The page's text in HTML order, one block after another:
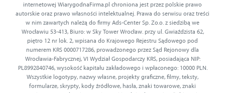
internetowej WiarygodnaFirma.pl chroniona jest przez polskie prawo
autorskie oraz prawo własności intelektualnej. Prawa do serwisu oraz treści
w nim zawartych należą do firmy Ads-Center Sp. Zo.o. z siedzibą we
Wrocławiu 53-413, Biuro: w Sky Tower Wrocław. przy ul. Gwiaździsta 62,
piętro 12 nr lok. 2, wpisana do Krajowego Rejestru Sądowego pod
numerem KRS 0000717286, prowadzonego przez Sąd Rejonowy dla
Wrocławia-Fabrycznej, VI Wydział Gospodarczy KRS, posiadająca NIP:
PL8992840746, wysokość kapitału zakładowego i wpłaconego: 10000 PLN.
Wszystkie logotypy, nazwy własne, projekty graficzne, filmy, teksty,
formularze, skrypty, kody źródłowe, hasła, znaki towarowe, znaki